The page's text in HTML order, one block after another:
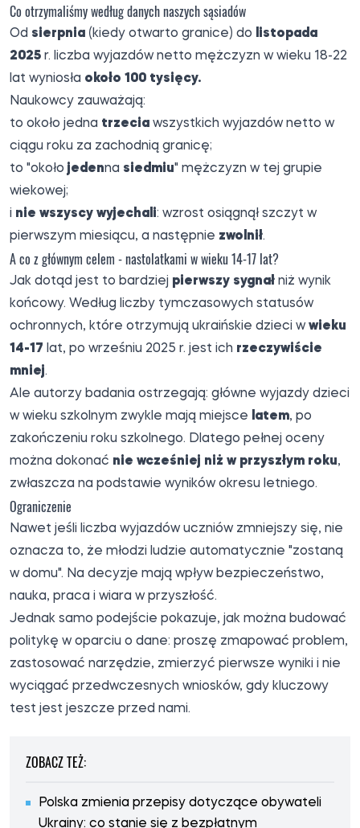
Co otrzymaliśmy według danych naszych sąsiadów
Od sierpnia (kiedy otwarto granice) do
listopada
2025 r. liczba wyjazdów netto mężczyzn w wieku 18-22
lat wyniosła około 100 tysięcy.
Naukowcy zauważają:
to około jedna trzecia wszystkich wyjazdów netto w
ciągu roku za zachodnią granicę;
to "około jedenna siedmiu" mężczyzn w tej grupie
wiekowej;
i nie wszyscy wyjechali: wzrost osiągnął szczyt w
pierwszym miesiącu, a następnie zwolnił.
A co z głównym celem - nastolatkami w wieku 14-17 lat?
Jak dotąd jest to bardziej pierwszy sygnał niż wynik
końcowy. Według liczby tymczasowych statusów
ochronnych, które otrzymują ukraińskie dzieci wwieku
14-17 lat, po wrześniu 2025 r. jest ich rzeczywiście
mniej.
Ale autorzy badania ostrzegają: główne wyjazdy dzieci
w wieku szkolnym zwykle mają miejsce
latem, po
zakończeniu roku szkolnego. Dlatego pełnej oceny
można dokonać nie wcześniej niż w przyszłym roku,
zwłaszcza na podstawie wyników okresu letniego.
Ograniczenie
Nawet jeśli liczba wyjazdów uczniów zmniejszy się, nie
oznacza to, że młodzi ludzie automatycznie "zostaną
w domu". Na decyzje mają wpływ bezpieczeństwo,
nauka, praca i wiara w przyszłość.
Jednak samo podejście pokazuje, jak można budować
politykę w oparciu o dane: proszę zmapować problem,
zastosować narzędzie, zmierzyć pierwsze wyniki i nie
wyciągać przedwczesnych wniosków, gdy kluczowy
test jest jeszcze przed nami.
ZOBACZ TEŻ:
Polska zmienia przepisy dotyczące obywateli
Ukrainy: co stanie się z bezpłatnym